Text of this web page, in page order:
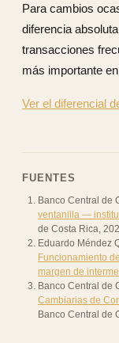
Para cambios
diferencia
transacciones
más importante
Ver el diferencial
FUENTES
Banco Central de
ventanilla —
de Costa Rica
Eduardo Méndez
Funcionamiento
margen de
Banco Central de
Cambiarias de
Banco Central de